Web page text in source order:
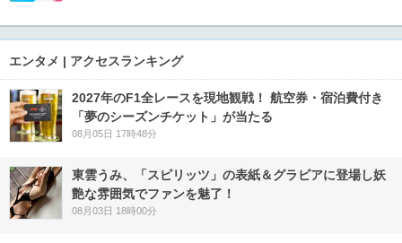
エンタメ | アクセスランキング
2027年のF1全レースを現地観戦！ 航空券・宿泊費付き
「夢のシーズンチケット」が当たる
08月05日 17時48分
東雲うみ、「スピリッツ」の表紙＆グラビアに登場し妖
艶な雰囲気でファンを魅了！
08月03日 18時00分